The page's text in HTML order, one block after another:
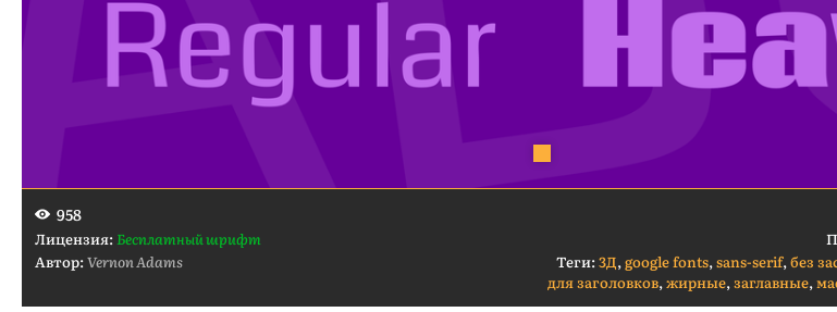
958
Лицензия:Бесплатный шрифт
Автор:Vernon Adams Теги:3Д,google fonts,sans-serif,без
для заголовков,жирные,заглавные,